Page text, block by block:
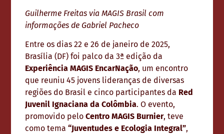
Guilherme Freitas via MAGIS Brasil com
informações de Gabriel Pacheco
Entre os dias 22 e 26 de janeiro de 2025,
Brasília (DF) foi palco da 3ª edição da
Experiência MAGIS EncarNação, um encontro
que reuniu 45 jovens lideranças de diversas
regiões do Brasil e cinco participantes da Red
Juvenil Ignaciana da Colômbia. O evento,
promovido peloCentro MAGIS Burnier, teve
como tema“Juventudes e Ecologia Integral”,